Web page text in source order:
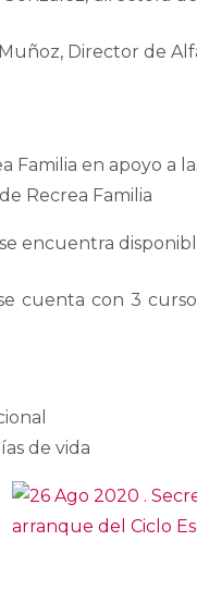
Director de
Familia en apoyo a
Recrea Familia
encuentra
cuenta con 3
de vida